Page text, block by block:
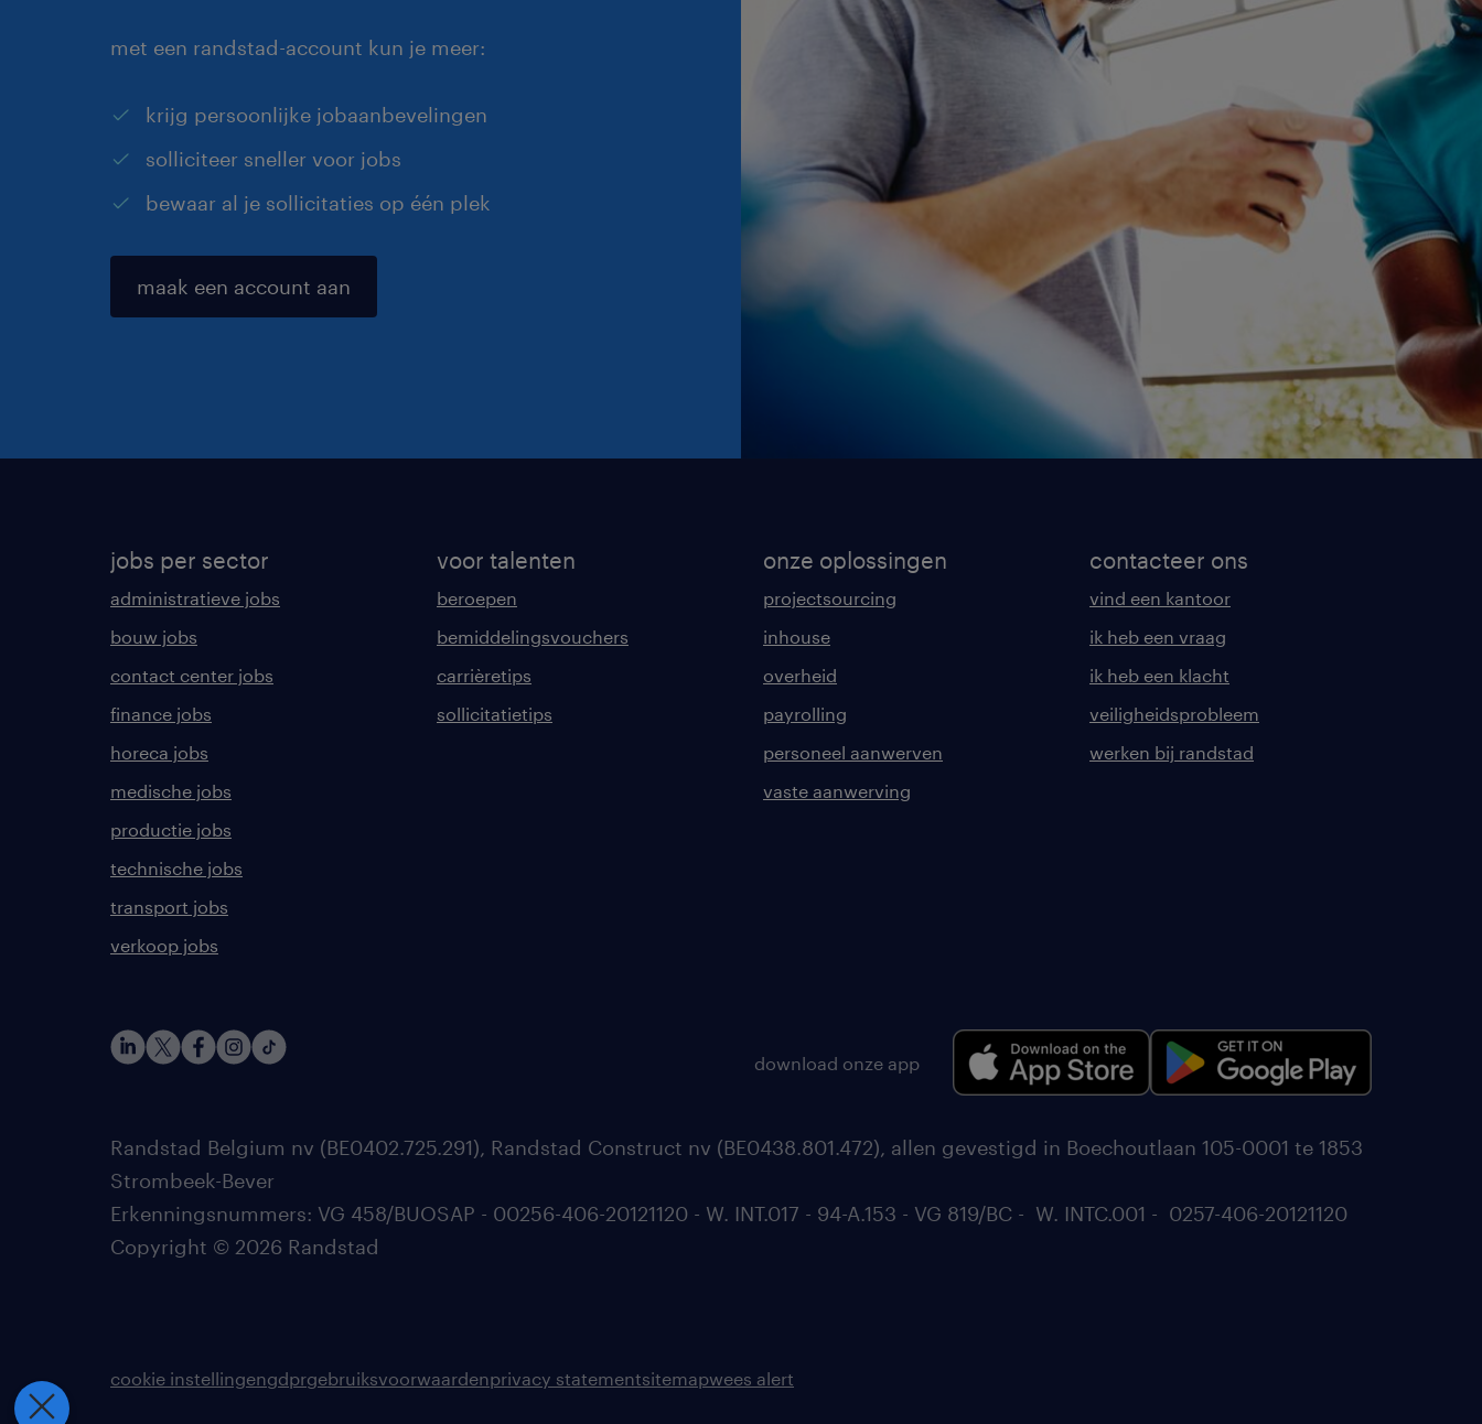
met een randstad-account kun je meer:
krijg persoonlijke jobaanbevelingen
solliciteer sneller voor jobs
bewaar al je sollicitaties op één plek
maak een account aan
jobs per sector
administratieve jobs
bouw jobs
contact center jobs
finance jobs
horeca jobs
medische jobs
productie jobs
technische jobs
transport jobs
verkoop jobs
voor talenten
beroepen
bemiddelingsvouchers
carrièretips
sollicitatietips
onze oplossingen
projectsourcing
inhouse
overheid
payrolling
personeel aanwerven
vaste aanwerving
contacteer ons
vind een kantoor
ik heb een vraag
ik heb een klacht
veiligheidsprobleem
werken bij randstad
download onze app
Randstad Belgium nv (BE0402.725.291), Randstad Construct nv (BE0438.801.472), allen gevestigd in Boechoutlaan 105-0001 te 1853
Strombeek-Bever
Erkenningsnummers: VG 458/BUOSAP - 00256-406-20121120 - W. INT.017 - 94-A.153 - VG 819/BC - W. INTC.001 - 0257-406-20121120
Copyright © 2026 Randstad
cookie instellingengdprgebruiksvoorwaardenprivacy statementsitemapwees alert